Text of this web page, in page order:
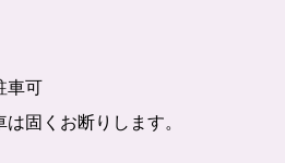
可
固くお断りします。